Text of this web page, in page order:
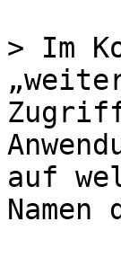
> Im
auf